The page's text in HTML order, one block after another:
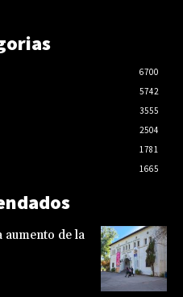
6700
5742
3555
2504
1781
1665
aumento de la